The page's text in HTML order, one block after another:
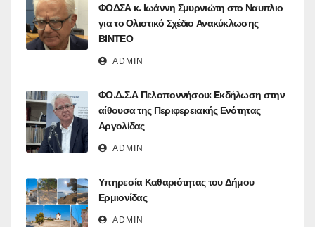
ΦΟΔΣΑ κ. Ιωάννη Σμυρνιώτη στο Ναυπλιο
για το Ολιστικό Σχέδιο Ανακύκλωσης
ΒΙΝΤΕΟ
ADMIN
ΦΟ.Δ.Σ.Α Πελοποννήσου: Eκδήλωση στην
αίθουσα της Περιφερειακής Ενότητας
Αργολίδας
ADMIN
Υπηρεσία Καθαριότητας του Δήμου
Ερμιονίδας
ADMIN